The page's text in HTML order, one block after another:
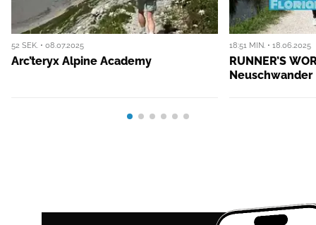
52 SEK. • 08.07.2025
Arc’teryx Alpine Academy
18:51 MIN. • 18.06.2025
RUNNER’S
Neuschwander